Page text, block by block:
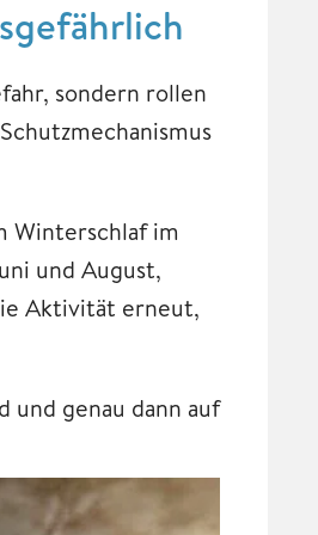
sondern rollen
Winterschlaf im
und August,
Aktivität erneut,
und genau dann auf